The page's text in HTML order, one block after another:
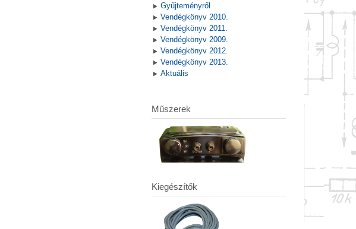
Gyűjteményről
Vendégkönyv 2010.
Vendégkönyv 2011.
Vendégkönyv 2009.
Vendégkönyv 2012.
Vendégkönyv 2013.
Aktuális
Műszerek
Kiegészítők